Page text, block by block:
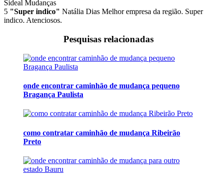
Sideal Mudanças
5 "Super indico" Natália Dias Melhor empresa da região. Super
indico. Atenciosos.
Pesquisas relacionadas
onde encontrar caminhão de mudança pequeno
Bragança Paulista
como contratar caminhão de mudança Ribeirão
Preto